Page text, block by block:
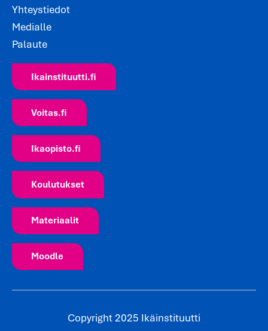
Yhteystiedot
Medialle
Palaute
Ikainstituutti.fi
Voitas.fi
Ikaopisto.fi
Koulutukset
Materiaalit
Moodle
Copyright 2025 Ikäinstituutti